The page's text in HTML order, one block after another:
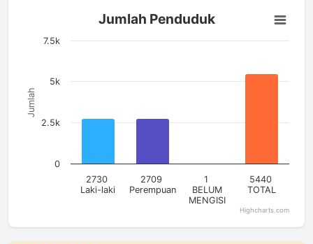
Jumlah Penduduk
Bar chart with 4 bars.
The chart has 1 X axis displaying categories.
Jumlah
Jumlah Penduduk
2730
Laki-laki
2709
Perempuan
1
BELUM
MENGISI
5440
TOTAL
0
2.5k
5k
7.5k
Highcharts.com